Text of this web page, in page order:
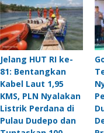
Jelang HUT RI ke-
81: Bentangkan
Kabel Laut 1,95
KMS, PLN Nyalakan
Listrik Perdana di
Pulau Dudepo dan